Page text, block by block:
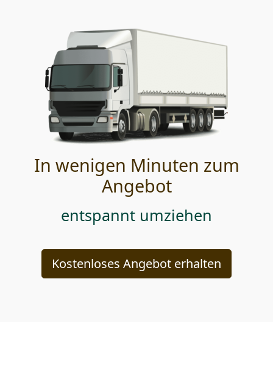
In wenigen Minuten zum
Angebot
entspannt umziehen
Kostenloses Angebot erhalten